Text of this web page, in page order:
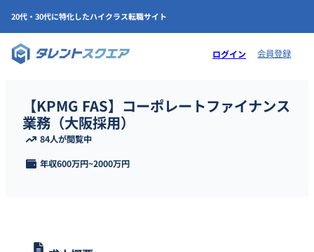
20代・30代に特化したハイクラス転職サイト
ログイン 会員登録
【KPMG FAS】コーポレートファイナンス
業務（大阪採用）
84人が閲覧中
年収600万円~2000万円